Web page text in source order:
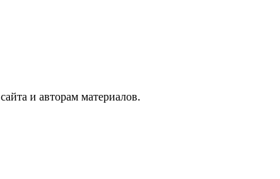
и авторам материалов.